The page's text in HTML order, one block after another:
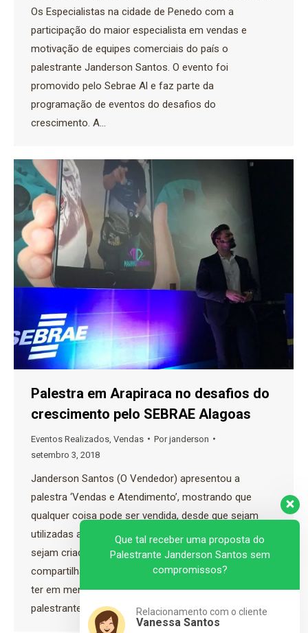
Os Especialistas na cidade de Penedo com a
participação do maior especialista em vendas e
motivação de equipes comerciais do país o
palestrante Janderson Santos. O evento foi
promovido pelo Sebrae Al e faz parte da
programação de eventos do desafios do
crescimento. A…
Palestra em Arapiraca no desafios do
crescimento pelo SEBRAE Alagoas
Eventos Realizados Vendas Porjanderson
setembro 3, 2018
Janderson Santos (O Vendedor) apresentou a
palestra ‘Vendas e Atendimento’, mostrando que
qualquer coisa pode ser vendida, desde que sejam
utilizadas as melhores técnicas e estratégias, que
sejam criadas experiências positivas para o cliente,
compartilhando os sonhos com a equipe. É preciso
ter em mente, também, que preço não é tudo. O
palestrante reforçou a…
Que tal receber uma proposta do
Palestrante Janderson Santos sem
compromissos?
Relacionamento com o cliente
Vanessa Santos